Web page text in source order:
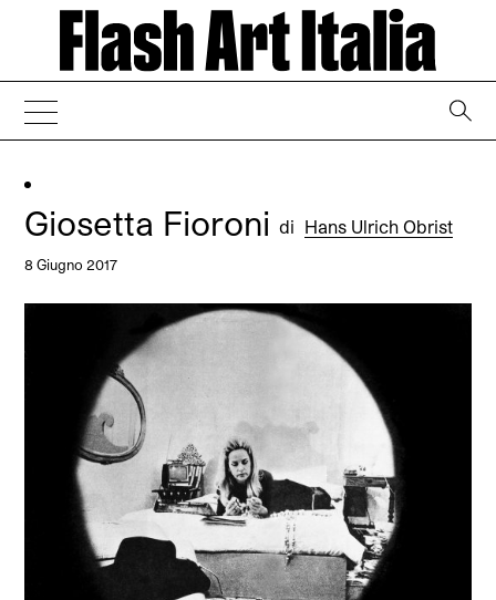
Giosetta Fioronidi Hans Ulrich Obrist
8 Giugno 2017